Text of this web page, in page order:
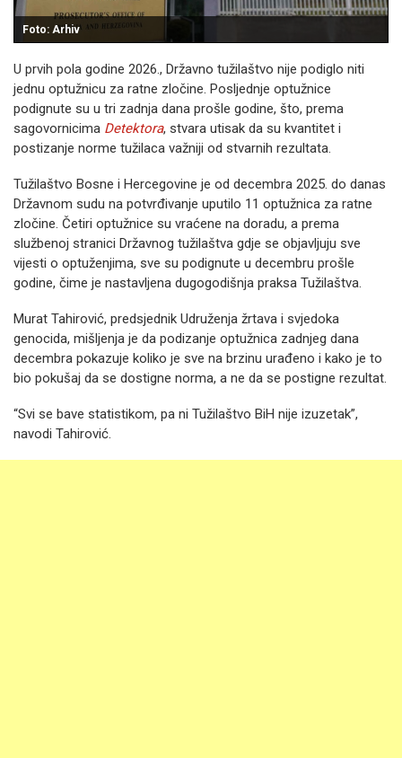
Foto: Arhiv
U prvih pola godine 2026., Državno tužilaštvo nije podiglo niti
jednu optužnicu za ratne zločine. Posljednje optužnice
podignute su u tri zadnja dana prošle godine, što, prema
sagovornicima Detektora, stvara utisak da su kvantitet i
postizanje norme tužilaca važniji od stvarnih rezultata.
Tužilaštvo Bosne i Hercegovine je od decembra 2025. do danas
Državnom sudu na potvrđivanje uputilo 11 optužnica za ratne
zločine. Četiri optužnice su vraćene na doradu, a prema
službenoj stranici Državnog tužilaštva gdje se objavljuju sve
vijesti o optuženjima, sve su podignute u decembru prošle
godine, čime je nastavljena dugogodišnja praksa Tužilaštva.
Murat Tahirović, predsjednik Udruženja žrtava i svjedoka
genocida, mišljenja je da podizanje optužnica zadnjeg dana
decembra pokazuje koliko je sve na brzinu urađeno i kako je to
bio pokušaj da se dostigne norma, a ne da se postigne rezultat.
“Svi se bave statistikom, pa ni Tužilaštvo BiH nije izuzetak”,
navodi Tahirović.